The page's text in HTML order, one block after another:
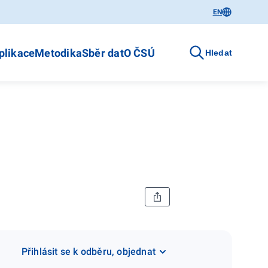
EN
MetodikaSběr datO ČSÚ Hledat
Přihlásit se k odběru, objednat